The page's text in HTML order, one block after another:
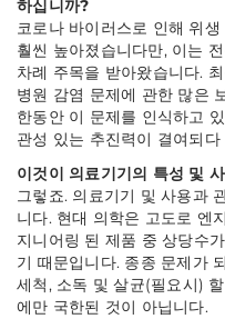
하십니까?
코로나 바이러스로 인해 위
훨씬 높아졌습니다만, 이는
차례 주목을 받아왔습니다.
병원 감염 문제에 관한 많은
한동안 이 문제를 인식하고
관성 있는 추진력이 결여되
이것이 의료기기의 특성 및
그렇죠. 의료기기 및 사용과
니다. 현대 의학은 고도로 엔
지니어링 된 제품 중 상당수
기 때문입니다. 종종 문제가
세척, 소독 및 살균(필요시)
에만 국한된 것이 아닙니다.